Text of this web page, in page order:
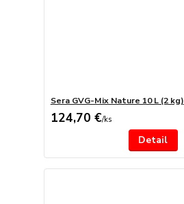
Sera GVG-Mix Nature 10 L (2 kg)
124,70 €/ks
Detail